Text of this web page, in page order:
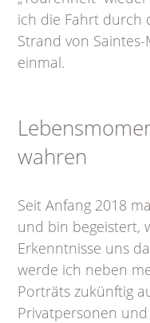
ich die Fahrt durch
Strand von
einmal.
wahren
Seit Anfang 2018
und bin begeistert,
Erkenntnisse uns
werde ich neben
Porträts zukünftig
Privatpersonen